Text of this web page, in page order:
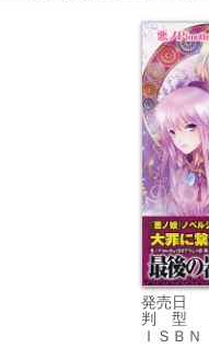
発売日
判 型
ＩＳＢＮ